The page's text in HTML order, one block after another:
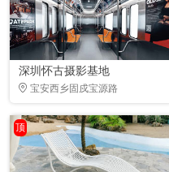
深圳怀古摄影基地
宝安西乡固戍宝源路
顶